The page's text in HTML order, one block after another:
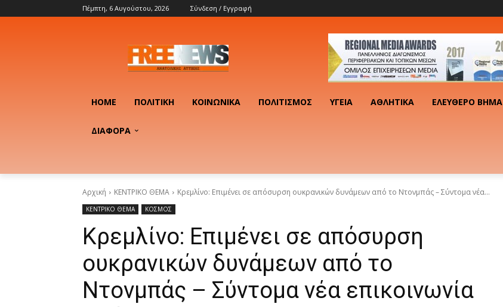
Πέμπτη, 6 Αυγούστου, 2026 Σύνδεση / Εγγραφή
HOME ΠΟΛΙΤΙΚΉ ΚΟΙΝΩΝΙΚΆ ΠΟΛΙΤΙΣΜΌΣ ΥΓΕΊΑ ΑΘΛΗΤΙΚΆ ΕΛΕΎΘΕΡΟ ΒΉΜΑ
ΔΙΑΦΟΡΑ
Αρχική ΚΕΝΤΡΙΚΟ ΘΕΜΑ Κρεμλίνο: Επιμένει σε απόσυρση ουκρανικών δυνάμεων από το Ντονμπάς – Σύντομα νέα...
ΚΕΝΤΡΙΚΟ ΘΕΜΑ ΚΟΣΜΟΣ
Κρεμλίνο: Επιμένει σε απόσυρση
ουκρανικών δυνάμεων από το
Ντονμπάς – Σύντομα νέα επικοινωνία